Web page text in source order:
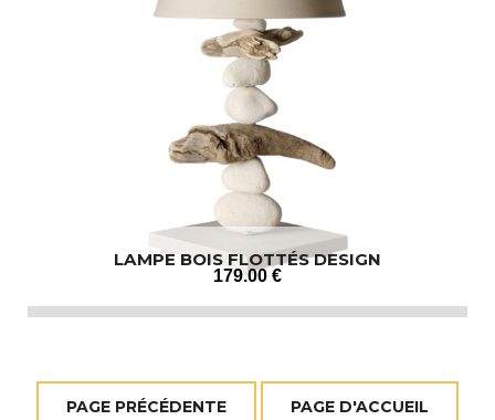
LAMPE BOIS FLOTTÉS DESIGN
179.00 €